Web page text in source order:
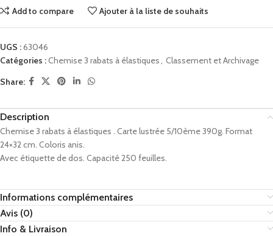
Add to compare Ajouter à la liste de souhaits
UGS :63046
Catégories :Chemise 3 rabats à élastiques, Classement et Archivage
Share:
Description
Chemise 3 rabats à élastiques . Carte lustrée 5/10ème 390g. Format
24×32 cm. Coloris anis.
Avec étiquette de dos. Capacité 250 feuilles.
Informations complémentaires
Avis (0)
Info & Livraison